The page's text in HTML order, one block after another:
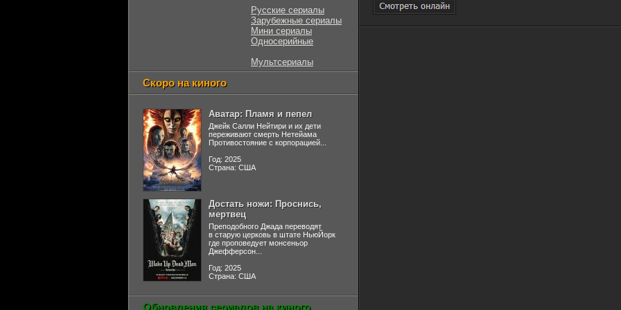
Русские сериалы
Зарубежные сериалы
Мини сериалы
Односерийные
Мультсериалы
Скоро на киного
Аватар: Пламя и пепел
Джейк Салли Нейтири и их дети
переживают смерть Нетейама
Противостояние с корпорацией...
Год: 2025
Страна: США
Достать ножи: Проснись,
мертвец
Преподобного Джада переводят
в старую церковь в штате НьюЙорк
где проповедует монсеньор
Джефферсон...
Год: 2025
Страна: США
Обновления сериалов на киного